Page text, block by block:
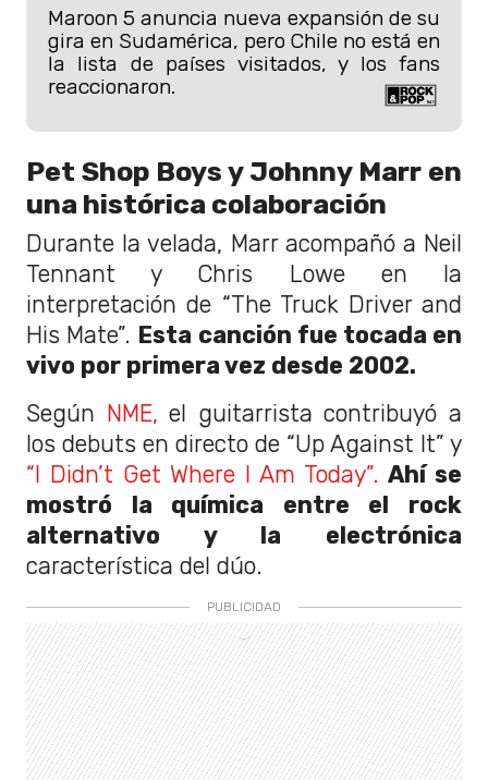
Maroon 5 anuncia nueva expansión de su
gira en Sudamérica, pero Chile no está en
la lista de países visitados, y los fans
reaccionaron.
Pet Shop Boys y Johnny Marr en
una histórica colaboración
Durante la velada, Marr acompañó a Neil
Tennant y Chris Lowe en la
interpretación de “The Truck Driver and
His Mate”. Esta canción fue tocada en
vivo por primera vez desde 2002.
Según NME, el guitarrista contribuyó a
los debuts en directo de “Up Against It” y
“I Didn’t Get Where I Am Today”. Ahí se
mostró la química entre el rock
alternativo y la electrónica
característica del dúo.